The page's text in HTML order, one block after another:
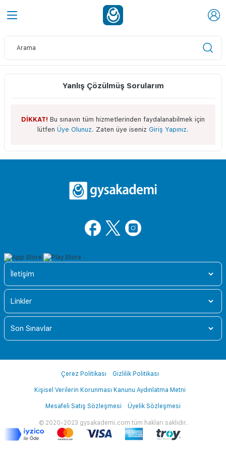
Yanlış Çözülmüş Sorularım
DİKKAT! Bu sınavın tüm hizmetlerinden faydalanabilmek için
lütfen Üye Olunuz. Zaten üye iseniz Giriş Yapınız.
İletişim
Linkler
Son Sınavlar
© 2020-2023 gysakademi.com tüm hakları saklıdır.
Çerez Politikası Gizlilik Politikası
Kişisel Verilerin Korunması Kanunu Aydınlatma Metni
Mesafeli Satış Sözleşmesi Üyelik Sözleşmesi